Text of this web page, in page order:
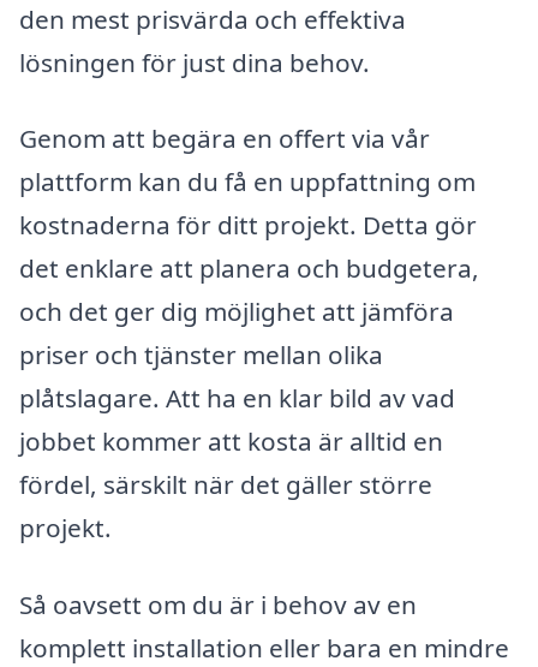
den mest prisvärda och effektiva
lösningen för just dina behov.
Genom att begära en offert via vår
plattform kan du få en uppfattning om
kostnaderna för ditt projekt. Detta gör
det enklare att planera och budgetera,
och det ger dig möjlighet att jämföra
priser och tjänster mellan olika
plåtslagare. Att ha en klar bild av vad
jobbet kommer att kosta är alltid en
fördel, särskilt när det gäller större
projekt.
Så oavsett om du är i behov av en
komplett installation eller bara en mindre